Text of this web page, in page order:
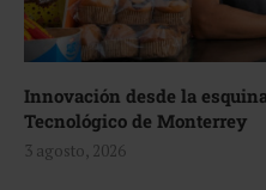
Innovación desde la
Tecnológico de Monterrey
3 agosto, 2026